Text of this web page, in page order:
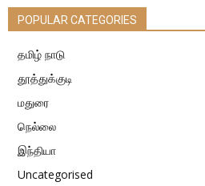
POPULAR CATEGORIES
தமிழ் நாடு
தூத்துக்குடி
மதுரை
நெல்லை
இந்தியா
Uncategorised